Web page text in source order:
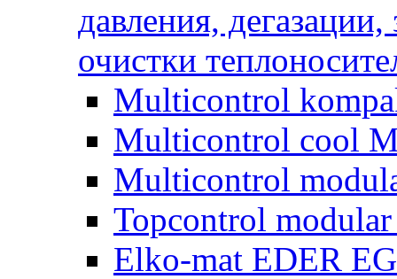
давления,
очистки
Multicontrol
Multicontrol cool
Multicontrol
Topcontrol
Elko-mat EDER